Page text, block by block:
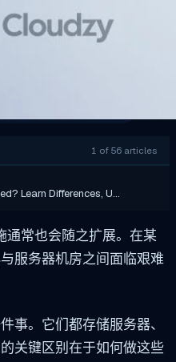
1 of 56 articles
Learn Differences, U…
通常也会随之扩展。在某
服务器机房之间面临艰难
事。它们都存储服务器、
关键区别在于如何做这些